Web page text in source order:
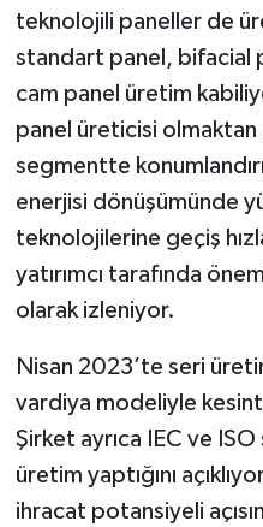
teknolojili paneller de
standart panel, bifacial
cam panel üretim
panel üreticisi olmaktan
segmentte
enerjisi dönüşümünde
teknolojilerine geçiş
yatırımcı tarafında
olarak izleniyor.
Nisan 2023’te seri
vardiya modeliyle
Şirket ayrıca IEC ve
üretim yaptığını
ihracat potansiyeli